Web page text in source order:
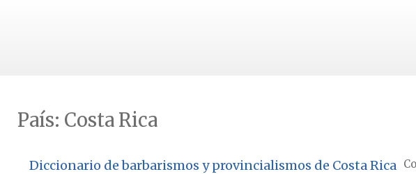
País: Costa Rica
Diccionario de barbarismos y provincialismos de Costa Rica